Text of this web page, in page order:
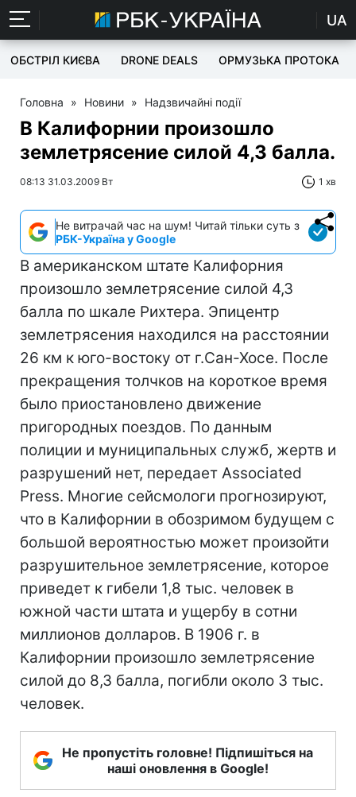
UA
ОБСТРІЛ КИЄВА DRONE DEALS ОРМУЗЬКА ПРОТОКА
Головна » Новини » Надзвичайні події
В Калифорнии произошло
землетрясение силой 4,3 балла.
08:13 31.03.2009 Вт 1 хв
Не витрачай час на шум! Читай тільки суть з
РБК-Україна у Google
В американском штате Калифорния
произошло землетрясение силой 4,3
балла по шкале Рихтера. Эпицентр
землетрясения находился на расстоянии
26 км к юго-востоку от г.Сан-Хосе. После
прекращения толчков на короткое время
было приостановлено движение
пригородных поездов. По данным
полиции и муниципальных служб, жертв и
разрушений нет, передает Associated
Press. Многие сейсмологи прогнозируют,
что в Калифорнии в обозримом будущем с
большой вероятностью может произойти
разрушительное землетрясение, которое
приведет к гибели 1,8 тыс. человек в
южной части штата и ущербу в сотни
миллионов долларов. В 1906 г. в
Калифорнии произошло землетрясение
силой до 8,3 балла, погибли около 3 тыс.
человек.
Не пропустіть головне! Підпишіться на
наші оновлення в Google!